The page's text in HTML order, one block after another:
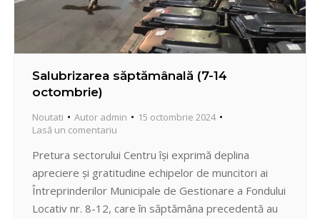
Salubrizarea săptămânală (7-14
octombrie)
Noutati Autor admin
15 octombrie 2024
Lasă un comentariu
Pretura sectorului Centru își exprimă deplina
apreciere și gratitudine echipelor de muncitori ai
Întreprinderilor Municipale de Gestionare a Fondului
Locativ nr. 8-12, care în săptămâna precedentă au